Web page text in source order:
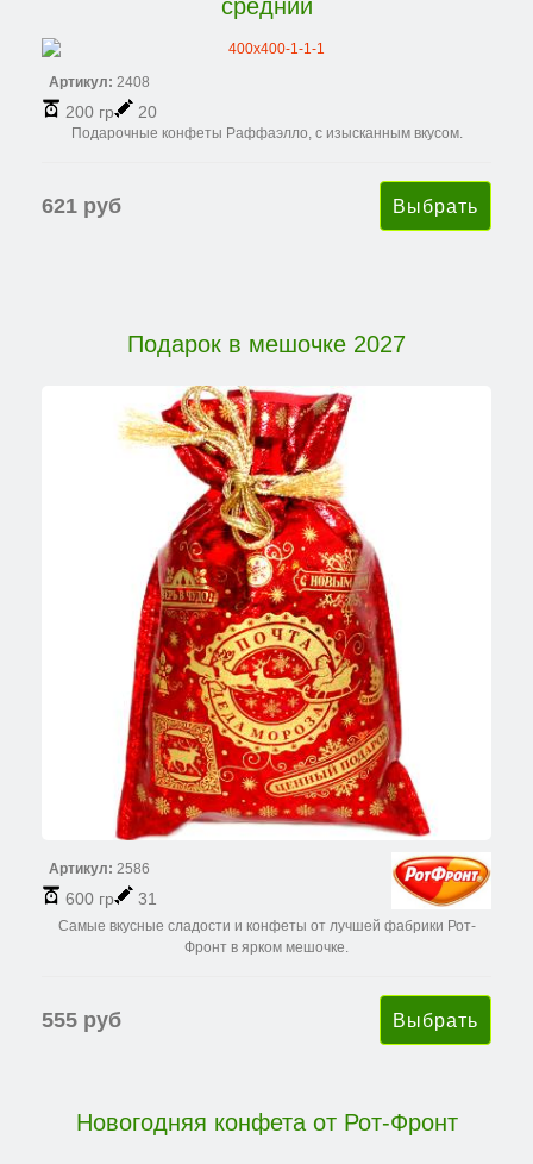
средний
Артикул: 2408
200 гр 20
Подарочные конфеты Раффаэлло, с изысканным вкусом.
621 руб
Подарок в мешочке 2027
Артикул: 2586
600 гр 31
Самые вкусные сладости и конфеты от лучшей фабрики Рот-
Фронт в ярком мешочке.
555 руб
Новогодняя конфета от Рот-Фронт